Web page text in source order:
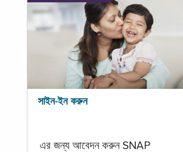
সাইন-ইন করুন
এর জন্য আবেদন করুন SNAP